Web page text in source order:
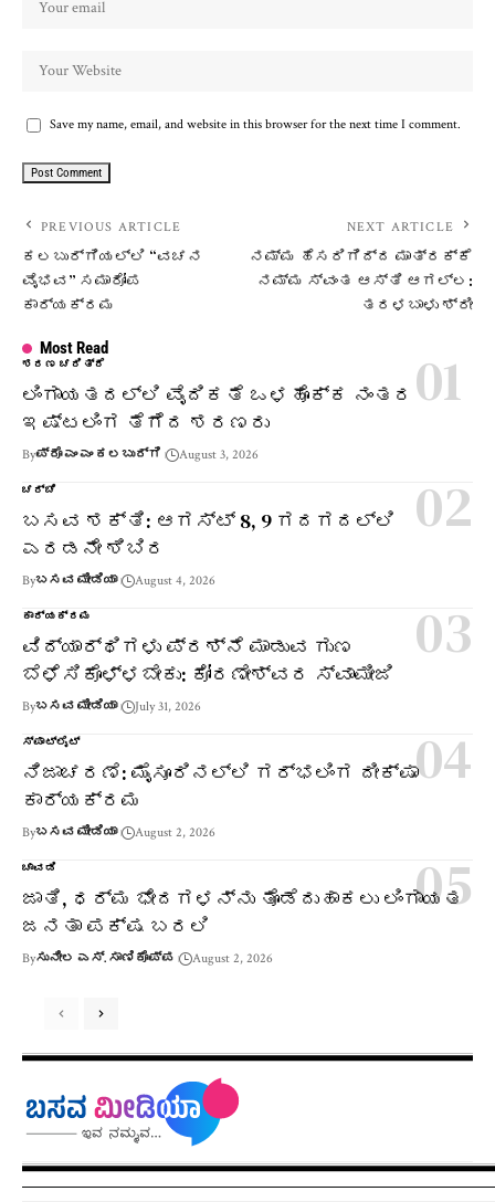
Save my name, email, and website in this browser for the next time I comment.
PREVIOUS ARTICLE
ಕಲಬುರ್ಗಿಯಲ್ಲಿ “ವಚನ
ವೈಭವ” ಸಮಾರೋಪ
ಕಾರ್ಯಕ್ರಮ
NEXT ARTICLE
ನಮ್ಮ ಹೆಸರಿಗಿದ್ದ ಮಾತ್ರಕ್ಕೆ
ನಮ್ಮ ಸ್ವಂತ ಆಸ್ತಿ ಆಗಲ್ಲ:
ತರಳಬಾಳು ಶ್ರೀ
Most Read
ಶರಣ ಚರಿತ್ರೆ
ಲಿಂಗಾಯತದಲ್ಲಿ ವೈದಿಕತೆ ಒಳಹೊಕ್ಕ ನಂತರ
ಇಷ್ಟಲಿಂಗ ತೆಗೆದ ಶರಣರು
Byಪ್ರೊ ಎಂ ಎಂ ಕಲಬುರ್ಗಿ August 3, 2026
ಚರ್ಚೆ
ಬಸವ ಶಕ್ತಿ: ಆಗಸ್ಟ್ 8, 9 ಗದಗದಲ್ಲಿ
ಎರಡನೇ ಶಿಬಿರ
Byಬಸವ ಮೀಡಿಯಾ August 4, 2026
ಕಾರ್ಯಕ್ರಮ
ವಿದ್ಯಾರ್ಥಿಗಳು ಪ್ರಶ್ನೆ ಮಾಡುವ ಗುಣ
ಬೆಳೆಸಿಕೊಳ್ಳಬೇಕು: ಕೋರಣೇಶ್ವರ ಸ್ವಾಮೀಜಿ
Byಬಸವ ಮೀಡಿಯಾ July 31, 2026
ಸ್ಪಾಟ್‌ಲೈಟ್
ನಿಜಾಚರಣೆ: ಮೈಸೂರಿನಲ್ಲಿ ಗರ್ಭಲಿಂಗ ದೀಕ್ಷಾ
ಕಾರ್ಯಕ್ರಮ
Byಬಸವ ಮೀಡಿಯಾ August 2, 2026
ಚಾವಡಿ
ಜಾತಿ, ಧರ್ಮ ಭೇದಗಳನ್ನು ತೊಡೆದುಹಾಕಲು ಲಿಂಗಾಯತ
ಜನತಾ ಪಕ್ಷ ಬರಲಿ
Byಸುನೀಲ ಎಸ್. ಸಾಣಿಕೊಪ್ಪ August 2, 2026